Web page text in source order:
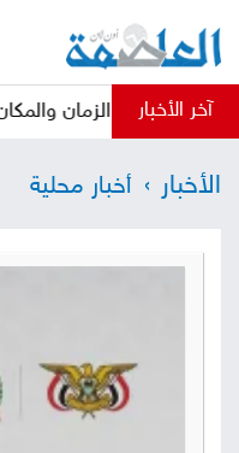
آخر الأخبار
الزمان والمكان المناسبين
الأخبار أخبار محلية